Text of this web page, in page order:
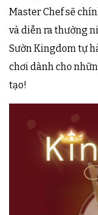
Master Chef sẽ
và diễn ra thường
Sườn Kingdom tự
chơi dành cho
tạo!